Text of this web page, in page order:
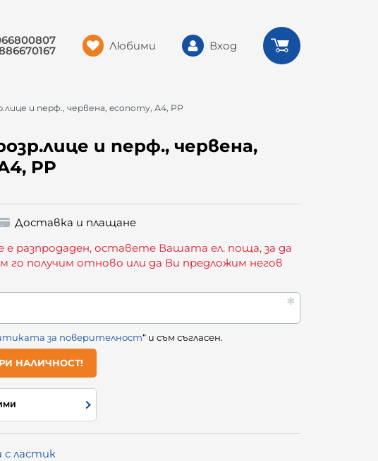
Любими Вход
и перф., червена, economy, А4, PP
и перф., червена,
PP
Доставка и плащане
разпродаден, оставете Вашата ел. поща, за да
го получим отново или да Ви предложим негов
за поверителност“ и съм съгласен.
НАЛИЧНОСТ!
с ластик